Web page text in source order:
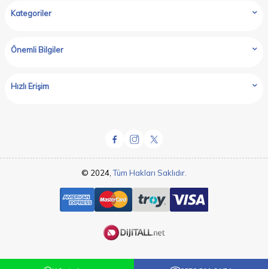
Kategoriler
Önemli Bilgiler
Hızlı Erişim
© 2024, Tüm Hakları Saklıdır.